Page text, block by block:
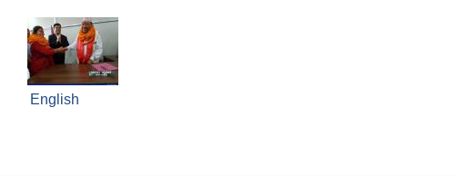
English